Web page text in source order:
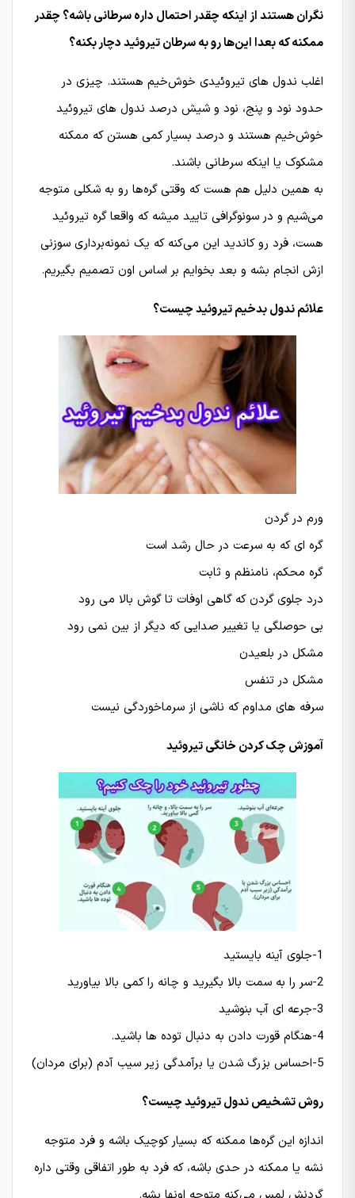
نگران هستند از اینکه چقدر احتمال داره سرطانی باشه؟ چقدر
ممکنه که بعدا این‌ها رو به سرطان تیروئید دچار بکنه؟
اغلب ندول های تیروئیدی خوش‌خیم هستند. چیزی در
حدود نود و پنج، نود و شیش درصد ندول های تیروئید
خوش‌خیم هستند و درصد بسیار کمی هستن که ممکنه
مشکوک یا اینکه سرطانی باشند.
به همین دلیل هم هست که وقتی گره‌ها رو به شکلی متوجه
می‌شیم و در سونوگرافی تایید میشه که واقعا گره تیروئید
هست، فرد رو کاندید این می‌کنه که یک نمونه‌برداری‌ سوزنی
ازش انجام بشه و بعد بخوایم بر اساس اون تصمیم بگیریم.
علائم ندول بدخیم تیروئید چیست؟
ورم در گردن
گره ای که به سرعت در حال رشد است
گره محکم، نامنظم و ثابت
درد جلوی گردن که گاهی اوفات تا گوش بالا می رود
بی حوصلگی یا تغییر صدایی که دیگر از بین نمی رود
مشکل در بلعیدن
مشکل در تنفس
سرفه های مداوم که ناشی از سرماخوردگی نیست
آموزش چک کردن خانگی تیروئید
1-جلوی آینه بایستید
2-سر را به سمت بالا بگیرید و چانه را کمی بالا بیاورید
3-جرعه ای آب بنوشید
4-هنگام قورت دادن به دنبال توده ها باشید.
5-احساس بزرگ شدن یا برآمدگی زیر سیب آدم (برای مردان)
روش تشخیص ندول تیروئید چیست؟
اندازه این گره‌ها ممکنه که بسیار کوچیک باشه و فرد متوجه
نشه یا ممکنه در حدی باشه، که فرد به طور اتفاقی وقتی داره